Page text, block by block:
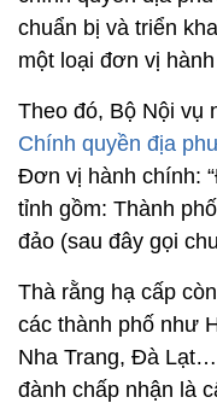
chuẩn bị và triển
một loại đơn vị
Theo đó, Bộ Nội vụ
Chính quyền địa
Đơn vị hành chính:
tỉnh gồm: Thành
đảo (sau đây gọi
Thà rằng hạ cấp
các thành phố như
Nha Trang, Đà
đành chấp nhận là